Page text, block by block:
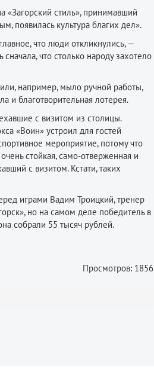
«Загорский стиль», принимавший
появилась культура благих дел».
что люди откликнулись, —
что столько народу захотело
например, мыло ручной работы,
и благотворительная лотерея.
с визитом из столицы.
«Воин» устроил для гостей
мероприятие, потому что
стойкая, само-отверженная и
с визитом. Кстати, таких
играми Вадим Троицкий, тренер
но на самом деле победитель в
собрали 55 тысяч рублей.
Просмотров: 1856